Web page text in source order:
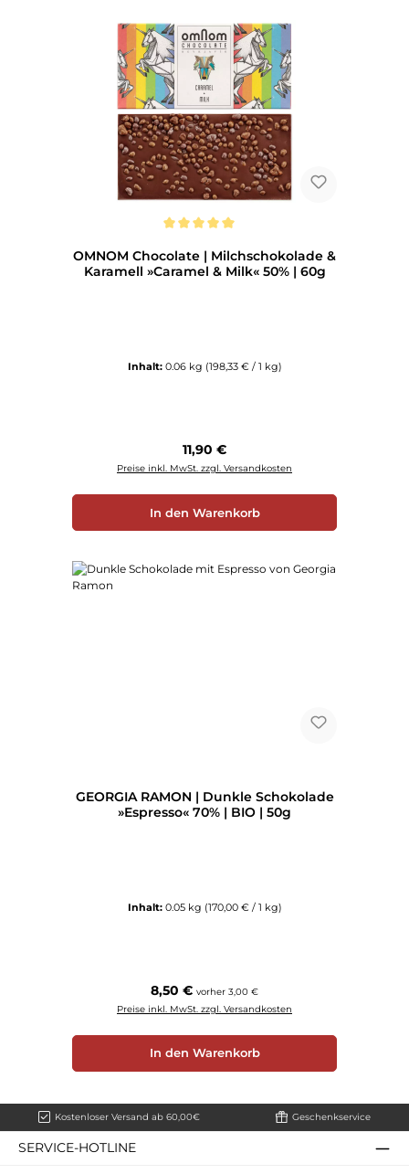
OMNOM Chocolate | Milchschokolade &
Karamell »Caramel & Milk« 50% | 60g
Inhalt: 0.06 kg (198,33 € / 1 kg)
Regulärer Preis:
11,90 €
Preise inkl. MwSt. zzgl. Versandkosten
In den Warenkorb
GEORGIA RAMON | Dunkle Schokolade
»Espresso« 70% | BIO | 50g
Inhalt: 0.05 kg (170,00 € / 1 kg)
Regulärer Preis:
8,50 € vorher 3,00 €
Preise inkl. MwSt. zzgl. Versandkosten
In den Warenkorb
Kostenloser Versand ab 60,00€ Geschenkservice
SERVICE-HOTLINE